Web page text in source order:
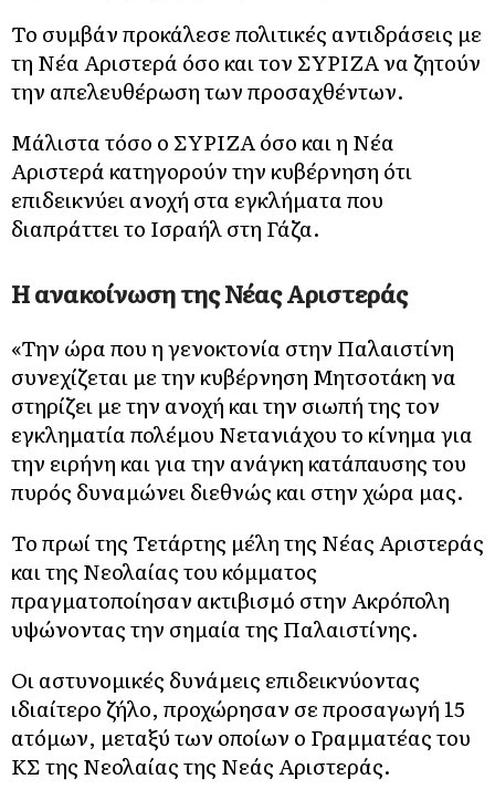
Το συμβάν προκάλεσε πολιτικές αντιδράσεις με
τη Νέα Αριστερά όσο και τον ΣΥΡΙΖΑ να ζητούν
την απελευθέρωση των προσαχθέντων.
Μάλιστα τόσο ο ΣΥΡΙΖΑ όσο και η Νέα
Αριστερά κατηγορούν την κυβέρνηση ότι
επιδεικνύει ανοχή στα εγκλήματα που
διαπράττει το Ισραήλ στη Γάζα.
Η ανακοίνωση της Νέας Αριστεράς
«Την ώρα που η γενοκτονία στην Παλαιστίνη
συνεχίζεται με την κυβέρνηση Μητσοτάκη να
στηρίζει με την ανοχή και την σιωπή της τον
εγκληματία πολέμου Νετανιάχου το κίνημα για
την ειρήνη και για την ανάγκη κατάπαυσης του
πυρός δυναμώνει διεθνώς και στην χώρα μας.
Το πρωί της Τετάρτης μέλη της Νέας Αριστεράς
και της Νεολαίας του κόμματος
πραγματοποίησαν ακτιβισμό στην Ακρόπολη
υψώνοντας την σημαία της Παλαιστίνης.
Οι αστυνομικές δυνάμεις επιδεικνύοντας
ιδιαίτερο ζήλο, προχώρησαν σε προσαγωγή 15
ατόμων, μεταξύ των οποίων ο Γραμματέας του
ΚΣ της Νεολαίας της Νεάς Αριστεράς.